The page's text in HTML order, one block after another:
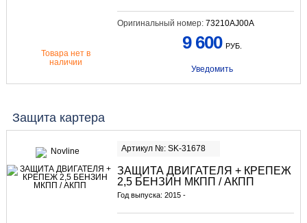
Оригинальный номер: 73210AJ00A
Товара нет в
наличии
9 600 РУБ.
Уведомить
Защита картера
Артикул №: SK-31678
ЗАЩИТА ДВИГАТЕЛЯ + КРЕПЕЖ
2,5 БЕНЗИН МКПП / АКПП
Год выпуска: 2015 -